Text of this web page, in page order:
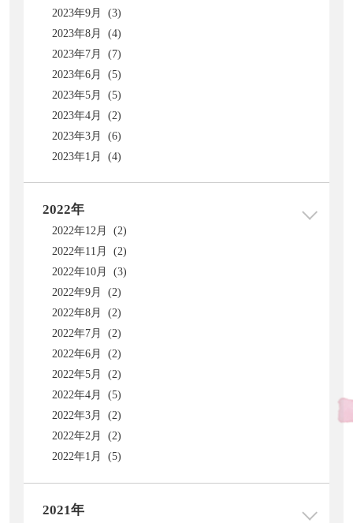
2023年9月 (3)
2023年8月 (4)
2023年7月 (7)
2023年6月 (5)
2023年5月 (5)
2023年4月 (2)
2023年3月 (6)
2023年1月 (4)
2022年
2022年12月 (2)
2022年11月 (2)
2022年10月 (3)
2022年9月 (2)
2022年8月 (2)
2022年7月 (2)
2022年6月 (2)
2022年5月 (2)
2022年4月 (5)
2022年3月 (2)
2022年2月 (2)
2022年1月 (5)
2021年